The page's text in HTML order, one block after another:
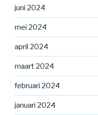
juni 2024
mei 2024
april 2024
maart 2024
februari 2024
januari 2024